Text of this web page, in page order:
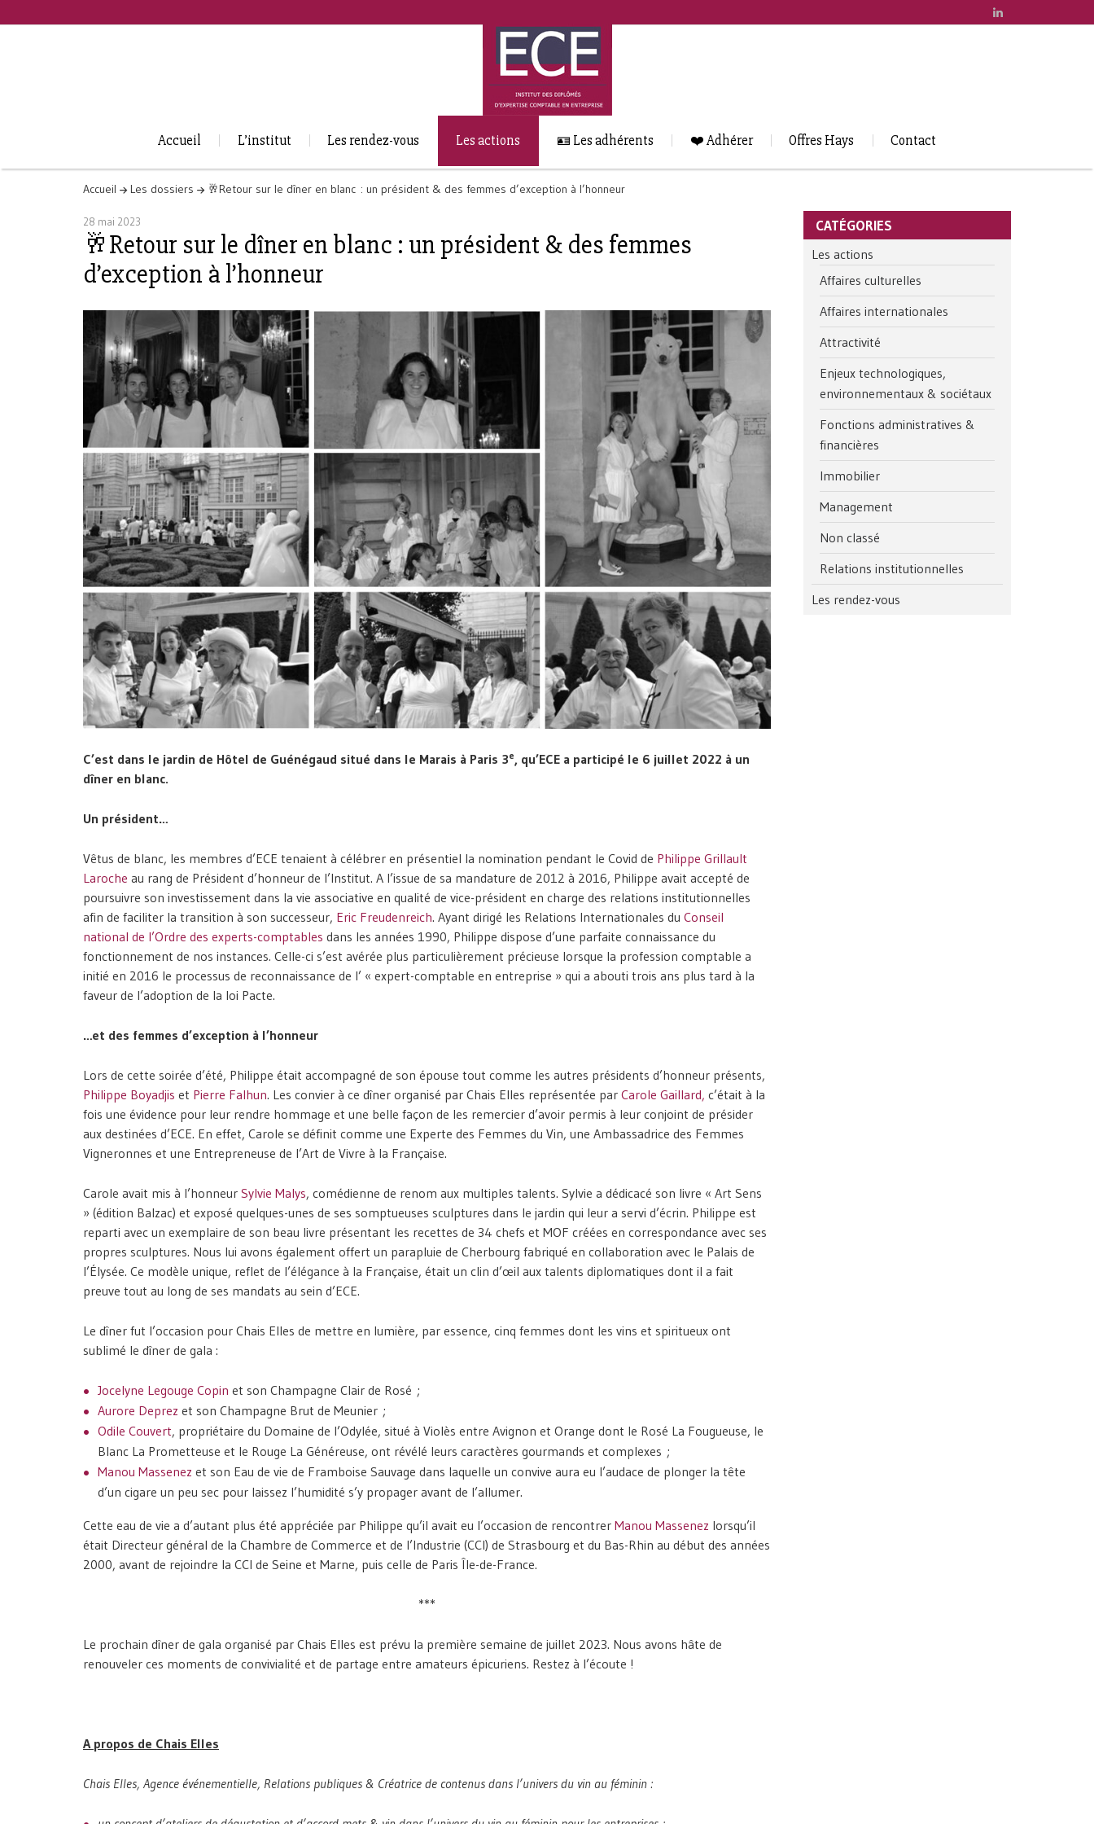
Accueil L’institut Les rendez-vous Les actions 🪪 Les adhérents ❤️ Adhérer Offres Hays Contact
Accueil Les dossiers 🥂Retour sur le dîner en blanc : un président & des femmes d’exception à l’honneur
28 mai 2023
🥂Retour sur le dîner en blanc : un président & des femmes
d’exception à l’honneur
C’est dans le jardin de Hôtel de Guénégaud situé dans le Marais à Paris 3e, qu’ECE a participé le 6 juillet 2022 à un
dîner en blanc.
Un président…
Vêtus de blanc, les membres d’ECE tenaient à célébrer en présentiel la nomination pendant le Covid de Philippe Grillault
Laroche au rang de Président d’honneur de l’Institut. A l’issue de sa mandature de 2012 à 2016, Philippe avait accepté de
poursuivre son investissement dans la vie associative en qualité de vice-président en charge des relations institutionnelles
afin de faciliter la transition à son successeur, Eric Freudenreich. Ayant dirigé les Relations Internationales du Conseil
national de l’Ordre des experts-comptables dans les années 1990, Philippe dispose d’une parfaite connaissance du
fonctionnement de nos instances. Celle-ci s’est avérée plus particulièrement précieuse lorsque la profession comptable a
initié en 2016 le processus de reconnaissance de l’ « expert-comptable en entreprise » qui a abouti trois ans plus tard à la
faveur de l’adoption de la loi Pacte.
…et des femmes d’exception à l’honneur
Lors de cette soirée d’été, Philippe était accompagné de son épouse tout comme les autres présidents d’honneur présents,
Philippe Boyadjis et Pierre Falhun. Les convier à ce dîner organisé par Chais Elles représentée par Carole Gaillard, c’était à la
fois une évidence pour leur rendre hommage et une belle façon de les remercier d’avoir permis à leur conjoint de présider
aux destinées d’ECE. En effet, Carole se définit comme une Experte des Femmes du Vin, une Ambassadrice des Femmes
Vigneronnes et une Entrepreneuse de l’Art de Vivre à la Française.
Carole avait mis à l’honneur Sylvie Malys, comédienne de renom aux multiples talents. Sylvie a dédicacé son livre « Art Sens
» (édition Balzac) et exposé quelques-unes de ses somptueuses sculptures dans le jardin qui leur a servi d’écrin. Philippe est
reparti avec un exemplaire de son beau livre présentant les recettes de 34 chefs et MOF créées en correspondance avec ses
propres sculptures. Nous lui avons également offert un parapluie de Cherbourg fabriqué en collaboration avec le Palais de
l’Élysée. Ce modèle unique, reflet de l’élégance à la Française, était un clin d’œil aux talents diplomatiques dont il a fait
preuve tout au long de ses mandats au sein d’ECE.
Le dîner fut l’occasion pour Chais Elles de mettre en lumière, par essence, cinq femmes dont les vins et spiritueux ont
sublimé le dîner de gala :
Jocelyne Legouge Copin et son Champagne Clair de Rosé ;
Aurore Deprez et son Champagne Brut de Meunier ;
Odile Couvert, propriétaire du Domaine de l’Odylée, situé à Violès entre Avignon et Orange dont le Rosé La Fougueuse, le
Blanc La Prometteuse et le Rouge La Généreuse, ont révélé leurs caractères gourmands et complexes ;
Manou Massenez et son Eau de vie de Framboise Sauvage dans laquelle un convive aura eu l’audace de plonger la tête
d’un cigare un peu sec pour laissez l’humidité s’y propager avant de l’allumer.
Cette eau de vie a d’autant plus été appréciée par Philippe qu’il avait eu l’occasion de rencontrer Manou Massenez lorsqu’il
était Directeur général de la Chambre de Commerce et de l’Industrie (CCI) de Strasbourg et du Bas-Rhin au début des années
2000, avant de rejoindre la CCI de Seine et Marne, puis celle de Paris Île-de-France.
***
Le prochain dîner de gala organisé par Chais Elles est prévu la première semaine de juillet 2023. Nous avons hâte de
renouveler ces moments de convivialité et de partage entre amateurs épicuriens. Restez à l’écoute !
A propos de Chais Elles
Chais Elles, Agence événementielle, Relations publiques & Créatrice de contenus dans l’univers du vin au féminin :
CATÉGORIES
Les actions
Affaires culturelles
Affaires internationales
Attractivité
Enjeux technologiques,
environnementaux & sociétaux
Fonctions administratives &
financières
Immobilier
Management
Non classé
Relations institutionnelles
Les rendez-vous